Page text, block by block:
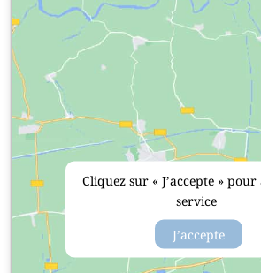
Cliquez sur « J’accepte »
service
J’accepte